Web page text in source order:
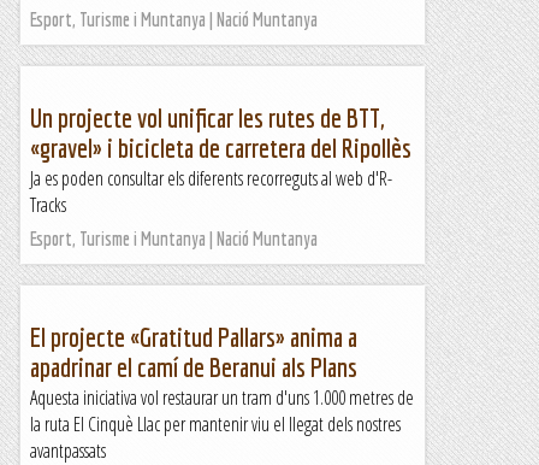
Esport, Turisme i Muntanya | Nació Muntanya
Un projecte vol unificar les rutes de BTT,
«gravel» i bicicleta de carretera del Ripollès
Ja es poden consultar els diferents recorreguts al web d'R-
Tracks
Esport, Turisme i Muntanya | Nació Muntanya
El projecte «Gratitud Pallars» anima a
apadrinar el camí de Beranui als Plans
Aquesta iniciativa vol restaurar un tram d'uns 1.000 metres de
la ruta El Cinquè Llac per mantenir viu el llegat dels nostres
avantpassats